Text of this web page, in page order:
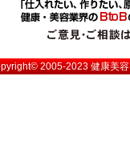
2005-2023健康美